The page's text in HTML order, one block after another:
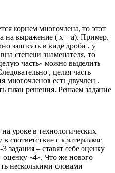
корнем многочлена, то этот
на выражение ( х – а). Пример.
записать в виде дроби , у
степени знаменателя, то
часть» можно выделить
, целая часть
многочленов есть двучлен .
план решения. Решаем задание
уроке в технологических
в соответствие с критериями:
задания – ставят себе оценку
оценку «4». Что же нового
несколькими словами